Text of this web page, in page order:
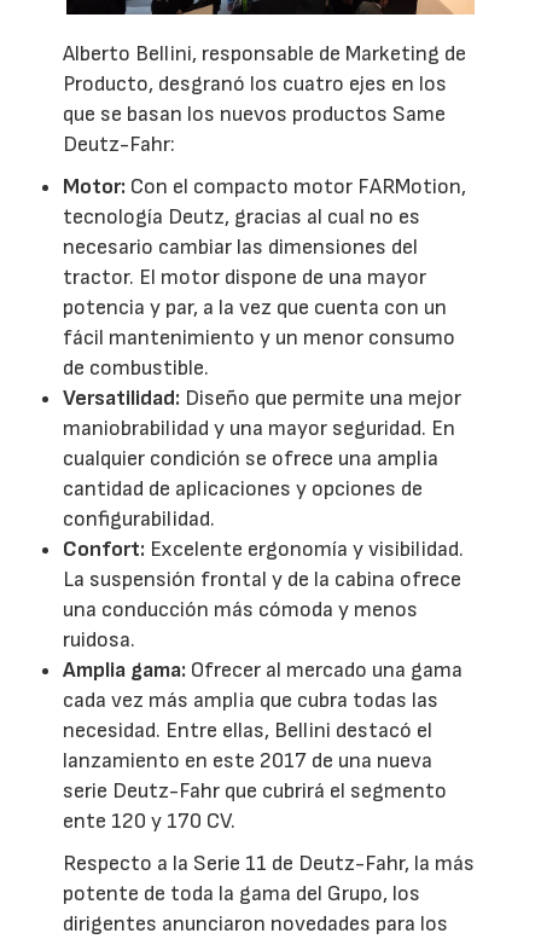
Alberto Bellini, responsable de Marketing de
Producto, desgranó los cuatro ejes en los
que se basan los nuevos productos Same
Deutz-Fahr:
Motor: Con el compacto motor FARMotion,
tecnología Deutz, gracias al cual no es
necesario cambiar las dimensiones del
tractor. El motor dispone de una mayor
potencia y par, a la vez que cuenta con un
fácil mantenimiento y un menor consumo
de combustible.
Versatilidad: Diseño que permite una mejor
maniobrabilidad y una mayor seguridad. En
cualquier condición se ofrece una amplia
cantidad de aplicaciones y opciones de
configurabilidad.
Confort: Excelente ergonomía y visibilidad.
La suspensión frontal y de la cabina ofrece
una conducción más cómoda y menos
ruidosa.
Amplia gama: Ofrecer al mercado una gama
cada vez más amplia que cubra todas las
necesidad. Entre ellas, Bellini destacó el
lanzamiento en este 2017 de una nueva
serie Deutz-Fahr que cubrirá el segmento
ente 120 y 170 CV.
Respecto a la Serie 11 de Deutz-Fahr, la más
potente de toda la gama del Grupo, los
dirigentes anunciaron novedades para los